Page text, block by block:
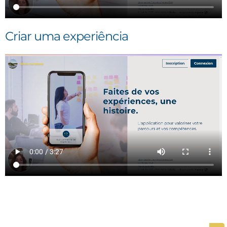
Criar uma experiência